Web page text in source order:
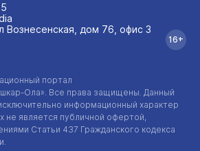
портал
Ола». Все права защищены. Данный
информационный характер
не является публичной офертой,
Статьи 437 Гражданского кодекса
Вознесенская, дом 76, офис 3
16+